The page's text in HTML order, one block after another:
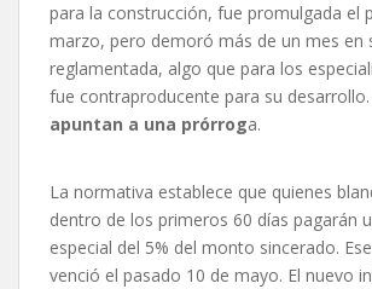
para la construcción, fue promulgada el
marzo, pero demoró más de un mes en
reglamentada, algo que para los
fue contraproducente para su
apuntan a una prórroga.
La normativa establece que quienes
dentro de los primeros 60 días pagarán
especial del 5% del monto sincerado.
venció el pasado 10 de mayo. El nuevo